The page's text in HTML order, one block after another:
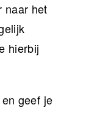
naar het
hierbij
geef je